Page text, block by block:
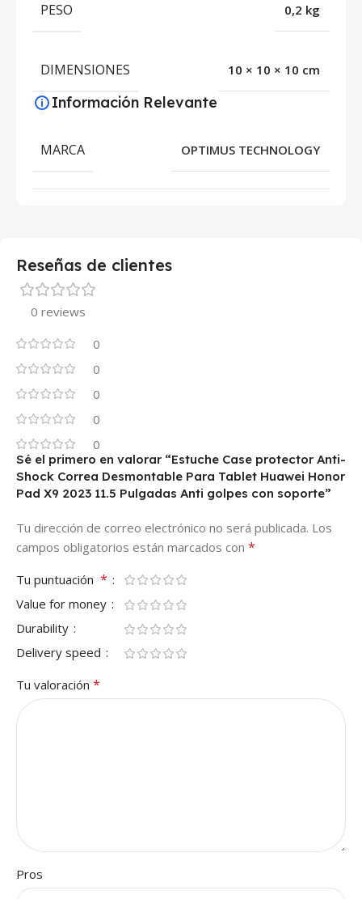
PESO 0,2 kg
DIMENSIONES 10 × 10 × 10 cm
Información Relevante
MARCA OPTIMUS TECHNOLOGY
Reseñas de clientes
0 reviews
0
0
0
0
0
Sé el primero en valorar “Estuche Case protector Anti-
Shock Correa Desmontable Para Tablet Huawei Honor
Pad X9 2023 11.5 Pulgadas Anti golpes con soporte”
Tu dirección de correo electrónico no será publicada. Los
campos obligatorios están marcados con *
Tu puntuación *
Value for money
Durability
Delivery speed
Tu valoración *
Pros